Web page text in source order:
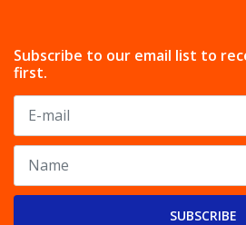
Subscribe to our email list to
first.
SUBSCRIBE